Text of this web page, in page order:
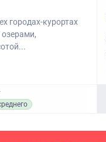
городах-курортах